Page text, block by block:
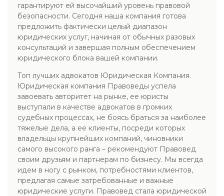
гарантируют ей высочайший уровень правовой
безопасности. Сегодня наша компания готова
предложить фактически целый диапазон
юридических услуг, начиная от обычных разовых
консультаций и завершая полным обеспечением
юридического блока вашей компании.
Топ лучших адвокатов Юридическая Компания.
Юридическая компания Правоведы успела
завоевать авторитет на рынке, ее юристы
выступали в качестве адвокатов в громких
судебных процессах, не боясь браться за наиболее
тяжелые дела, а ее клиенты, посреди которых
владельцы крупнейших компаний, чиновники
самого высокого ранга – рекомендуют Правовед
своим друзьям и партнерам по бизнесу. Мы всегда
идем в ногу с рынком, потребностями клиентов,
предлагая самые затребованные и важные
юридические услуги. Правовед стала юридической